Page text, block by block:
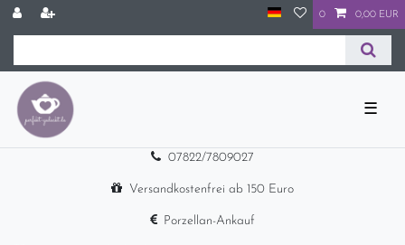
0 0,00 EUR
☰
07822/7809027
Versandkostenfrei ab 150 Euro
Porzellan-Ankauf